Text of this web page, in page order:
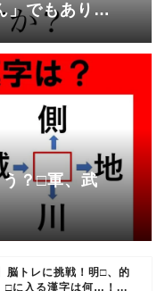
」でもありま
？□軍、武
脳トレに挑戦！明□、的
に入る漢字は何…！...